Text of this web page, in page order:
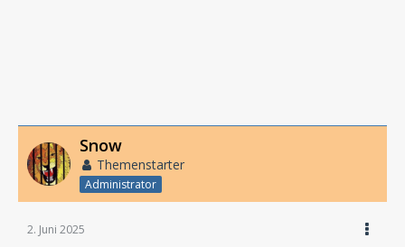
Snow
Themenstarter
Administrator
2. Juni 2025